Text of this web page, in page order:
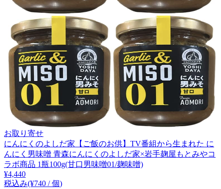
お取り寄せ
にんにくのよしだ家【ご飯のお供】TV番組から生まれた に
んにく男味噌 青森にんにくのよしだ家×岩手麹屋もとみやコ
ラボ商品 1瓶100g(甘口男味噌01/麹味噌)
¥4,440
税込み(¥740 / 個)